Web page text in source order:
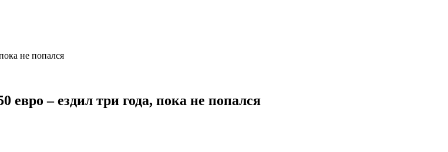
не попался
евро – ездил три года, пока не попался